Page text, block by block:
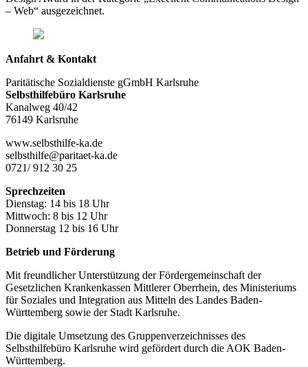
– Web“ ausgezeichnet.
Anfahrt & Kontakt
Paritätische Sozialdienste gGmbH Karlsruhe
Selbsthilfebüro Karlsruhe
Kanalweg 40/42
76149 Karlsruhe
www.selbsthilfe-ka.de
selbsthilfe@paritaet-ka.de
0721/ 912 30 25
Sprechzeiten
Dienstag: 14 bis 18 Uhr
Mittwoch: 8 bis 12 Uhr
Donnerstag 12 bis 16 Uhr
Betrieb und Förderung
Mit freundlicher Unterstützung der Fördergemeinschaft der
Gesetzlichen Krankenkassen Mittlerer Oberrhein, des Ministeriums
für Soziales und Integration aus Mitteln des Landes Baden-
Württemberg sowie der Stadt Karlsruhe.
Die digitale Umsetzung des Gruppen­verzeichnisses des
Selbsthilfebüro Karlsruhe wird gefördert durch die AOK Baden-
Württemberg.